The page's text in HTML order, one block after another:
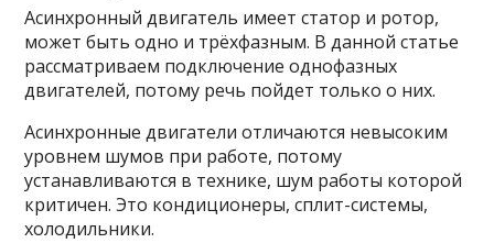
Асинхронный двигатель имеет статор и ротор,
может быть одно и трёхфазным. В данной статье
рассматриваем подключение однофазных
двигателей, потому речь пойдет только о них.
Асинхронные двигатели отличаются невысоким
уровнем шумов при работе, потому
устанавливаются в технике, шум работы которой
критичен. Это кондиционеры, сплит-системы,
холодильники.